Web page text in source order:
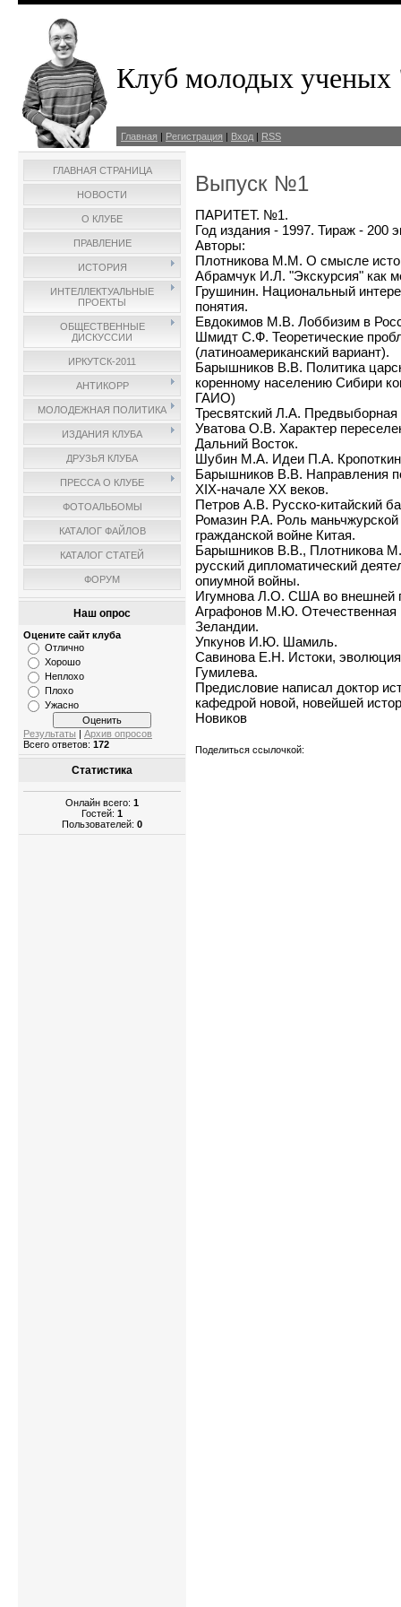
Клуб молодых
Главная | Регистрация | Вход | RSS
ГЛАВНАЯ СТРАНИЦА
НОВОСТИ
О КЛУБЕ
ПРАВЛЕНИЕ
ИСТОРИЯ
ИНТЕЛЛЕКТУАЛЬНЫЕ
ПРОЕКТЫ
ОБЩЕСТВЕННЫЕ
ДИСКУССИИ
ИРКУТСК-2011
АНТИКОРР
МОЛОДЕЖНАЯ ПОЛИТИКА
ИЗДАНИЯ КЛУБА
ДРУЗЬЯ КЛУБА
ПРЕССА О КЛУБЕ
ФОТОАЛЬБОМЫ
КАТАЛОГ ФАЙЛОВ
КАТАЛОГ СТАТЕЙ
ФОРУМ
Наш опрос
Оцените сайт клуба
Отлично
Хорошо
Неплохо
Плохо
Ужасно
Результаты | Архив опросов
Всего ответов: 172
Статистика
Онлайн всего: 1
Гостей: 1
Пользователей: 0
Выпуск №1
ПАРИТЕТ. №1.
Год издания - 1997. Тираж - 200
Авторы:
Плотникова М.М. О смысле
Абрамчук И.Л. "Экскурсия" как
Грушинин. Национальный
понятия.
Евдокимов М.В. Лоббизим в
Шмидт С.Ф. Теоретические
(латиноамериканский вариант).
Барышников В.В. Политика
коренному населению Сибири
ГАИО)
Тресвятский Л.А. Предвыборная
Уватова О.В. Характер
Дальний Восток.
Шубин М.А. Идеи П.А.
Барышников В.В. Направления
XIX-начале XX веков.
Петров А.В. Русско-китайский
Ромазин Р.А. Роль
гражданской войне Китая.
Барышников В.В., Плотникова
русский дипломатический
опиумной войны.
Игумнова Л.О. США во внешней
Аграфонов М.Ю. Отечественная
Зеландии.
Упкунов И.Ю. Шамиль.
Савинова Е.Н. Истоки,
Гумилева.
Предисловие написал доктор
кафедрой новой, новейшей
Новиков
Поделиться ссылочкой: